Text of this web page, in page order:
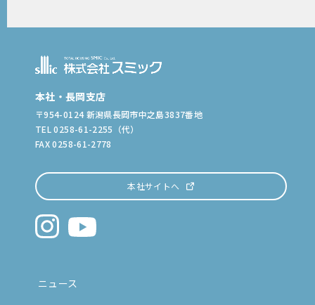
本社・長岡支店
〒954-0124 新潟県長岡市中之島3837番地
TEL 0258-61-2255（代）
FAX 0258-61-2778
本社サイトへ
ニュース